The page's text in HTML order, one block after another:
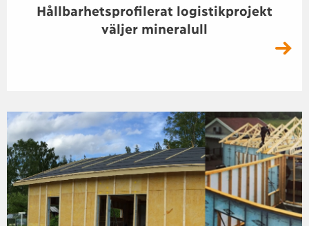
Hållbarhetsprofilerat logistikprojekt
väljer mineralull